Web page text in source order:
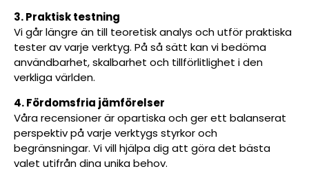
3. Praktisk testning
Vi går längre än till teoretisk analys och utför praktiska
tester av varje verktyg. På så sätt kan vi bedöma
användbarhet, skalbarhet och tillförlitlighet i den
verkliga världen.
4. Fördomsfria jämförelser
Våra recensioner är opartiska och ger ett balanserat
perspektiv på varje verktygs styrkor och
begränsningar. Vi vill hjälpa dig att göra det bästa
valet utifrån dina unika behov.